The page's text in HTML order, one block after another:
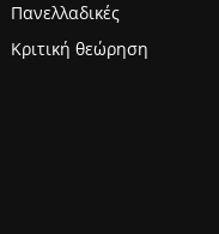
Πανελλαδικές
Κριτική θεώρηση